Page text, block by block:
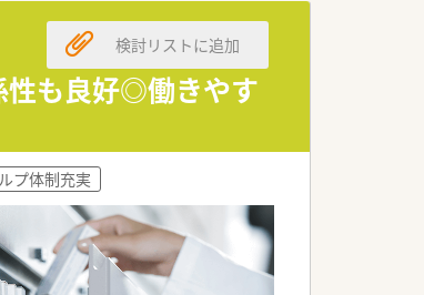
性も良好◎働きやす
検討リストに追加
プ体制充実